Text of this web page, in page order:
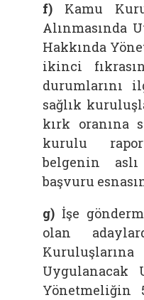
f) Kamu
Alınmasında
Hakkında
ikinci
durumlarını
sağlık
kırk oranına
kurulu
belgenin
başvuru
g) İşe
olan
Uygulanacak